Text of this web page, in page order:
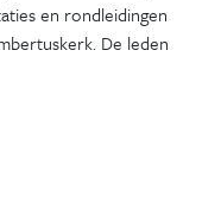
en rondleidingen
De leden